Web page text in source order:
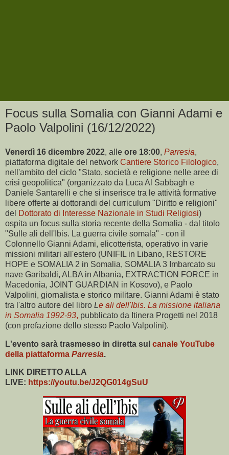
Focus sulla Somalia con Gianni Adami e
Paolo Valpolini (16/12/2022)
Venerdì 16 dicembre 2022, alle ore 18:00, Parresia,
piattaforma digitale del network Cantiere Storico Filologico,
nell'ambito del ciclo "Stato, società e religione nelle aree di
crisi geopolitica" (organizzato da Luca Al Sabbagh e
Daniele Santarelli e che si inserisce tra le attività formative
libere offerte ai dottorandi del curriculum "Diritto e religioni"
del Dottorato di Interesse Nazionale in Studi Religiosi)
ospita un focus sulla storia recente della Somalia - dal titolo
"Sulle ali dell'Ibis. La guerra civile somala" - con il
Colonnello Gianni Adami, elicotterista, operativo in varie
missioni militari all'estero (UNIFIL in Libano, RESTORE
HOPE e SOMALIA 2 in Somalia, SOMALIA 3 Imbarcato su
nave Garibaldi, ALBA in Albania, EXTRACTION FORCE in
Macedonia, JOINT GUARDIAN in Kosovo), e Paolo
Valpolini, giornalista e storico militare. Gianni Adami è stato
tra l'altro autore del libro Le ali dell'Ibis. La missione italiana
in Somalia 1992-93, pubblicato da Itinera Progetti nel 2018
(con prefazione dello stesso Paolo Valpolini).
L'evento sarà trasmesso in diretta sul canale YouTube
della piattaforma Parresia.
LINK DIRETTO ALLA
LIVE: https://youtu.be/J2QG014gSuU